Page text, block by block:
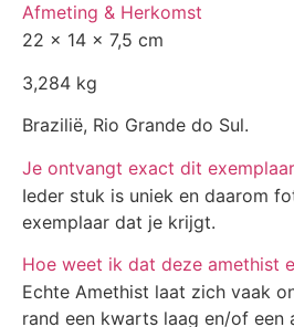
Afmeting & Herkomst
22 x 14 x 7,5 cm
3,284 kg
Brazilië, Rio Grande do Sul.
Je ontvangt exact dit
Ieder stuk is uniek en daarom
exemplaar dat je krijgt.
Hoe weet ik dat deze amethist
Echte Amethist laat zich vaak
rand een kwarts laag en/of